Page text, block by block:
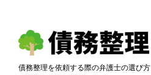
債務整理体験談
おすすめ
債務整理を依頼する際の弁護士の選び